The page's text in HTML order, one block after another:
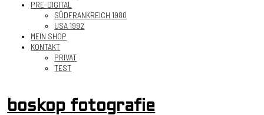
PRE-DIGITAL
SÜDFRANKREICH 1980
USA 1992
MEIN SHOP
KONTAKT
PRIVAT
TEST
boskop fotografie